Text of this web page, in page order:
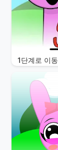
1단계로 이동